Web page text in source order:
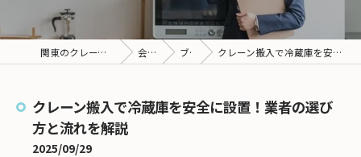
関東のクレーン搬入なら株式会社EHS 会社概要 ブログ クレーン搬入で冷蔵庫を安全に設置！業者の選び方と流れを解説
クレーン搬入で冷蔵庫を安全に設置！業者の選び
方と流れを解説
2025/09/29